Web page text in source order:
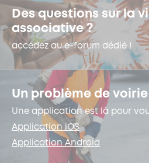
Des questions sur la
associative ?
accédez au e-forum dédié !
Un problème de voirie
Une application est là pour
Application iOS
Application Android